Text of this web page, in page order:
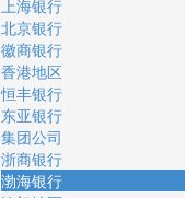
上海银行
北京银行
徽商银行
香港地区
恒丰银行
东亚银行
集团公司
浙商银行
渤海银行